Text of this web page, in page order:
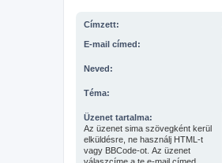
Címzett:
E-mail címed:
Neved:
Téma:
Üzenet tartalma:
Az üzenet sima szövegként kerül
elküldésre, ne használj HTML-t
vagy BBCode-ot. Az üzenet
válaszcíme a te e-mail címed